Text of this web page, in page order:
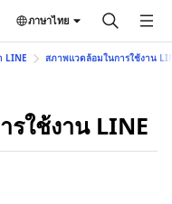
ภาษาไทย
LINE สภาพแวดล้อมในการใช้งาน
ใช้งาน LINE